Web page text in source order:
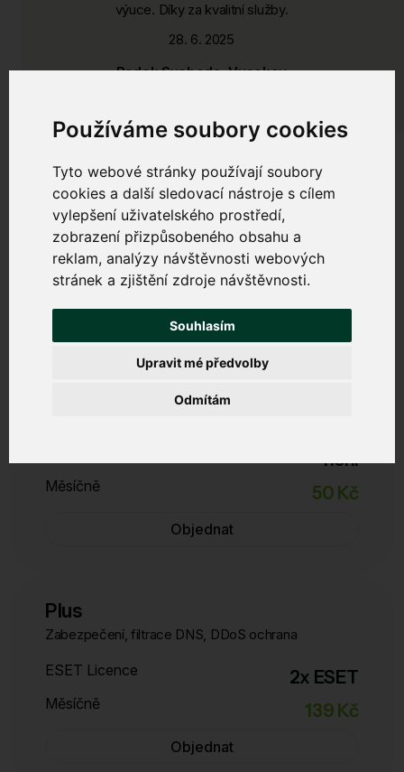
Používáme soubory cookies
Tyto webové stránky používají soubory
cookies a další sledovací nástroje s cílem
vylepšení uživatelského prostředí,
zobrazení přizpůsobeného obsahu a
reklam, analýzy návštěvnosti webových
stránek a zjištění zdroje návštěvnosti.
Souhlasím
Odmítám
Upravit mé předvolby
výuce. Díky za kvalitní služby.
28. 6. 2025
Radek Svoboda, Vysokov
Bezpečný internet
Chrání váš počítač, tablet a mobil před viry, malwarem,
zpomalování zařízení a nevyžádanému obsahu.
není
Měsíčně 50 Kč
Objednat
Plus
Zabezpečení, filtrace DNS, DDoS ochrana
ESET Licence 2x ESET
Měsíčně 139 Kč
Objednat